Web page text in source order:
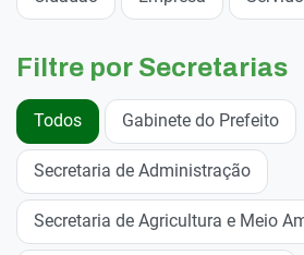
Filtre por Secretarias
Todos Gabinete do Prefeito
Secretaria de Administração
Secretaria de Agricultura e Meio